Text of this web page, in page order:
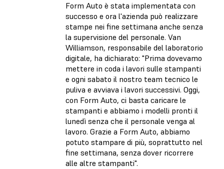
Form Auto è stata implementata con
successo e ora l'azienda può realizzare
stampe nei fine settimana anche senza
la supervisione del personale. Van
Williamson, responsabile del laboratorio
digitale, ha dichiarato: "Prima dovevamo
mettere in coda i lavori sulle stampanti
e ogni sabato il nostro team tecnico le
puliva e avviava i lavori successivi. Oggi,
con Form Auto, ci basta caricare le
stampanti e abbiamo i modelli pronti il
lunedì senza che il personale venga al
lavoro. Grazie a Form Auto, abbiamo
potuto stampare di più, soprattutto nel
fine settimana, senza dover ricorrere
alle altre stampanti".